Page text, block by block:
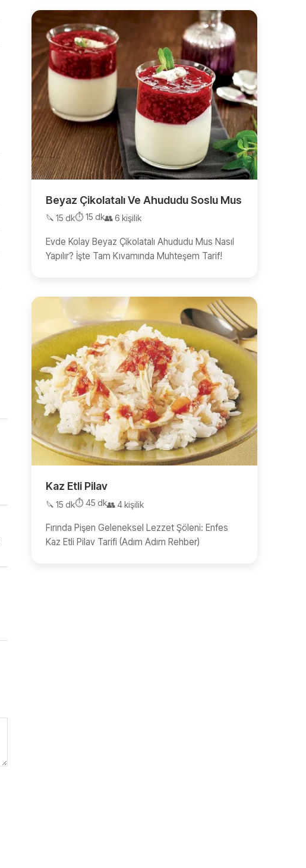
Beyaz Çikolatalı Ve Ahududu Soslu Mus
🔪 15 dk⏱️ 15 dk👥 6 kişilik
Evde Kolay Beyaz Çikolatalı Ahududu Mus Nasıl
Yapılır? İşte Tam Kıvamında Muhteşem Tarif!
Kaz Etli Pilav
🔪 15 dk⏱️ 45 dk👥 4 kişilik
Fırında Pişen Geleneksel Lezzet Şöleni: Enfes
Kaz Etli Pilav Tarifi (Adım Adım Rehber)